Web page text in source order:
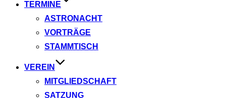
TERMINE
ASTRONACHT
VORTRÄGE
STAMMTISCH
VEREIN
MITGLIEDSCHAFT
SATZUNG